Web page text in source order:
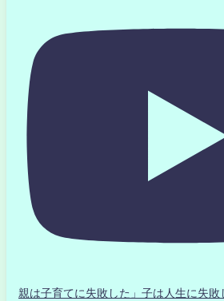
親は子育てに失敗した」子は人生に失敗